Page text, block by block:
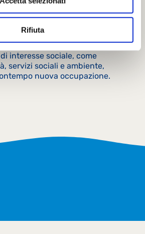
Rifiuta
nasce nel 2003 con la
la progettazione e lo
di impresa che
interesse sociale, come
servizi sociali e ambiente,
nuova occupazione.